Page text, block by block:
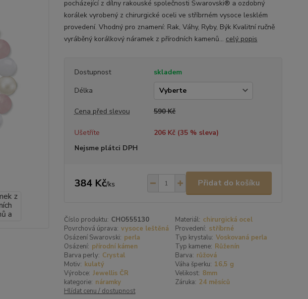
pocházející z dílny rakouské společnosti Swarovski® a ozdobný
korálek vyrobený z chirurgické oceli ve stříbrném vysoce lesklém
provedení. Vhodný pro znamení: Rak, Váhy, Ryby, Býk Kvalitní ručně
vyráběný korálkový náramek z přírodních kamenů... celý popis
Dostupnost
skladem
Délka
Cena před slevou 590 Kč
Ušetříte 206 Kč (35% sleva)
Nejsme plátci DPH
384 Kč/ks Přidat do košíku
Číslo produktu: CHO555130 Materiál: chirurgická ocel
Povrchová úprava: vysoce leštěná Provedení: stříbrné
Osázení Swarovski: perla Typ krystalu: Voskovaná perla
Osázení: přírodní kámen Typ kamene: Růženín
Barva perly: Crystal Barva: růžová
Motiv: kulatý Váha šperku: 16,5 g
Výrobce: Jewellis ČR Velikost: 8mm
kategorie: náramky Záruka: 24 měsíců
Hlídat cenu / dostupnost